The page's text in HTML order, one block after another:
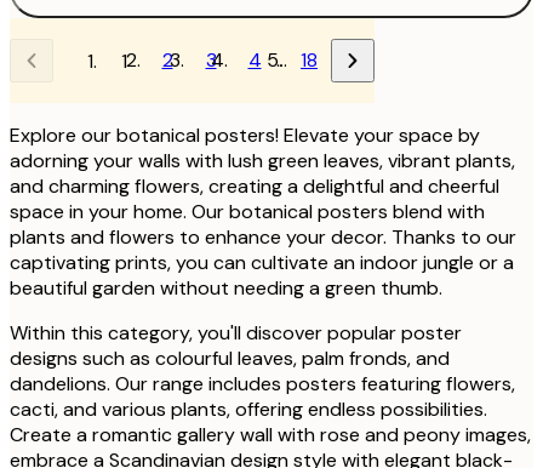
1 2 3 4 … 18
Explore our botanical posters! Elevate your space by
adorning your walls with lush green leaves, vibrant plants,
and charming flowers, creating a delightful and cheerful
space in your home. Our botanical posters blend with
plants and flowers to enhance your decor. Thanks to our
captivating prints, you can cultivate an indoor jungle or a
beautiful garden without needing a green thumb.
Within this category, you'll discover popular poster
designs such as colourful leaves, palm fronds, and
dandelions. Our range includes posters featuring flowers,
cacti, and various plants, offering endless possibilities.
Create a romantic gallery wall with rose and peony images,
embrace a Scandinavian design style with elegant black-